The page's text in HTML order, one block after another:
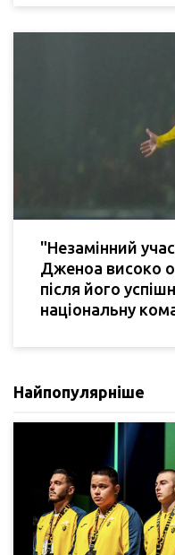
"Незамінний
Дженоа високо
після його
національну
Найпопулярніше